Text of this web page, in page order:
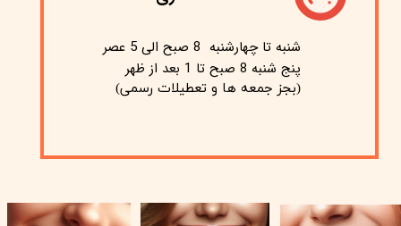
شنبه تا چهارشنبه 8 صبح الی 5 عصر
پنج شنبه 8 صبح تا 1 بعد از ظهر
(بجز جمعه ها و تعطیلات رسمی)